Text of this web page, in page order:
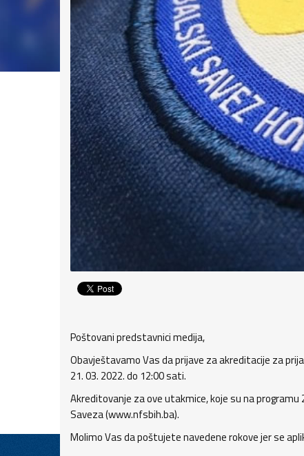
Poštovani predstavnici medija,
Obavještavamo Vas da prijave za akreditacije za
21. 03. 2022. do 12:00 sati.
Akreditovanje za ove utakmice, koje su na programu
Saveza (www.nfsbih.ba).
Molimo Vas da poštujete navedene rokove jer se